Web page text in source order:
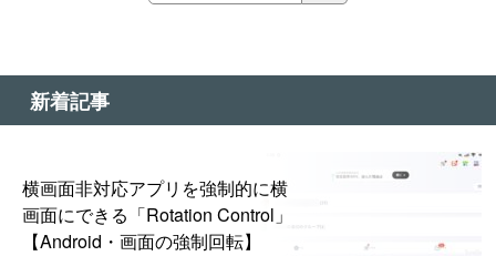
新着記事
横画面非対応アプリを強制的に横
画面にできる「Rotation Control」
【Android・画面の強制回転】